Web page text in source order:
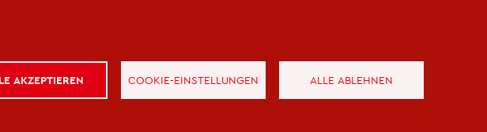
COOKIE-EINSTELLUNGEN ALLE ABLEHNEN
AKZEPTIEREN